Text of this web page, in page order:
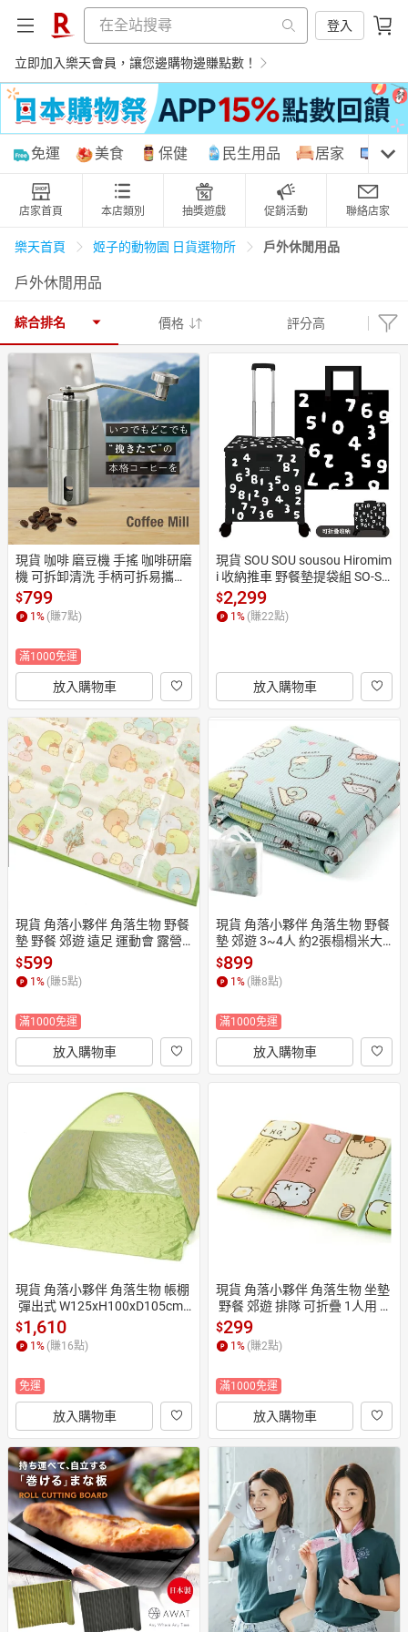
登入
立即加入樂天會員，讓您邊購物邊賺點數！
購物網分類
天天免運 美食蛋糕 養生保健 民生用品
居家生活 3C家電 親子玩具
女裝 男裝 情趣用品
日本購物 電子/紙本書
HOT
免運 美食 保健 民生用品 居家 3C
店家首頁 本店類別 抽獎遊戲 促銷活動 聯絡店家
樂天首頁 姬子的動物園 日貨選物所 戶外休閒用品
戶外休閒用品
綜合排名 價格 評分高
現貨 咖啡 磨豆機 手搖 咖啡研磨
機 可拆卸清洗 手柄可拆易攜帶
向右旋轉細磨 向左旋轉粗磨 日
本直運
$799
1 % (賺7點)
滿1000免運
放入購物車
現貨 SOU SOU sousou Hiromim
i 收納推車 野餐墊提袋組 SO-SU
-U十數昆 65L大容量 附野餐墊
提袋
$2,299
1 % (賺22點)
放入購物車
現貨 角落小夥伴 角落生物 野餐
墊 野餐 郊遊 遠足 運動會 露營
休閒活動 2人用 100x160cm 日
本直運
$599
1% (賺5點)
滿1000免運
放入購物車
現貨 角落小夥伴 角落生物 野餐
墊 郊遊 3~4人 約2張榻榻米大 1
80x180cm 背面薄膜鋁製 附手
提袋 日本直運
$899
1% (賺8點)
滿1000免運
放入購物車
現貨 角落小夥伴 角落生物 帳棚
彈出式 W125xH100xD105cm
附收納盒 方便攜帶 日本直運
$1,610
1 % (賺16點)
免運
放入購物車
現貨 角落小夥伴 角落生物 坐墊
野餐 郊遊 排隊 可折疊 1人用 3
5x26cm 日本直運
$299
1 % (賺2點)
滿1000免運
放入購物車